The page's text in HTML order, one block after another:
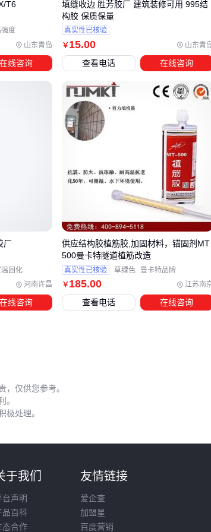
冬季需配合 固化剂 加速反应
属基材时， 胶枪
的挤出压力直接影响胶缝密实
工具的投资回报率可能比胶粘剂本身更高。
工和夏季施工的固化差异有多大
改变胶粘剂的三大关键参数：
25℃时45分钟的操作时间，5℃可能延长至3小时
：湿度>80%时，热熔胶枪
施胶易产生气泡
：低温固化会使交联密度降低10-15%
保存胶筒
必须彻底清洗混胶管
环境超出5-35℃范围时，必须调整工艺参数。
山东青岛
T6
强度
在线咨询
￥15.00 山东青
填缝收边 胜芳胶厂 建筑装修可用 995结
构胶 保质保量
真实性已核验
查看电话 在线咨询
河南许昌
厂
温固化
在线咨询
￥ 185.00 江苏南
供应结构胶植筋胶,加固材料，锚固剂MT
500曼卡特隧道植筋改造
真实性已核验 草绿色 曼卡特品牌
查看电话 在线咨询
，仅供您参考。
。
极处理。
于我们
台声明
品百科
态合作
友情链接
爱企查
加盟星
百度营销